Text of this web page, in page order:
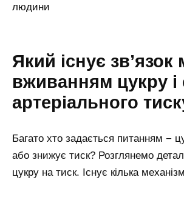
людини
Який існує зв’язок
вживанням цукру і
артеріального
Багато хто задається питанням −
або знижує тиск? Розглянемо
цукру на тиск. Існує кілька